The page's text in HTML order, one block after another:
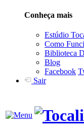
Conheça mais
Estúdio
Como
Biblioteca
Blog
Facebook
Sair